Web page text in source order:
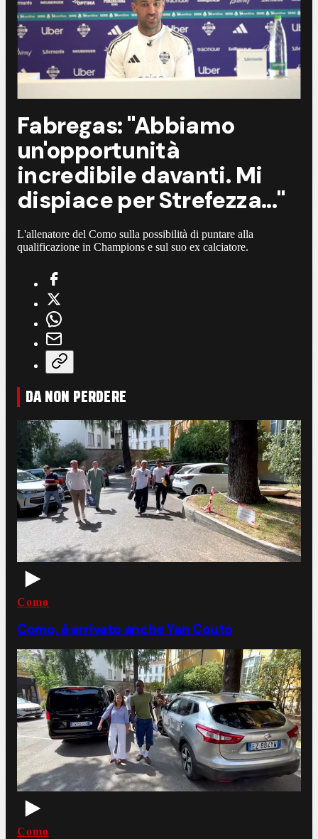
Fabregas: "Abbiamo
un'opportunità
incredibile davanti. Mi
dispiace per Strefezza..."
L'allenatore del Como sulla possibilità di puntare alla
qualificazione in Champions e sul suo ex calciatore.
DA NON PERDERE
Como
Como, è arrivato anche Yan Couto
Como